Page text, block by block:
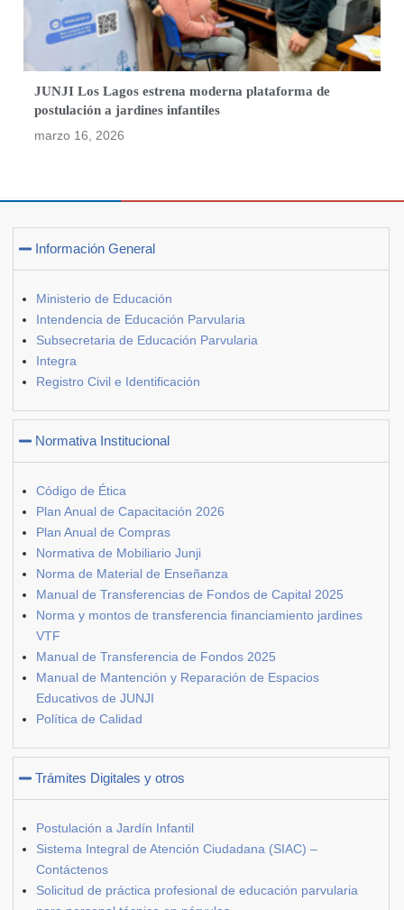
JUNJI Los Lagos estrena moderna plataforma de
postulación a jardines infantiles
marzo 16, 2026
Información General
Ministerio de Educación
Intendencia de Educación Parvularia
Subsecretaria de Educación Parvularia
Integra
Registro Civil e Identificación
Normativa Institucional
Código de Ética
Plan Anual de Capacitación 2026
Plan Anual de Compras
Normativa de Mobiliario Junji
Norma de Material de Enseñanza
Manual de Transferencias de Fondos de Capital 2025
Norma y montos de transferencia financiamiento jardines
VTF
Manual de Transferencia de Fondos 2025
Manual de Mantención y Reparación de Espacios
Educativos de JUNJI
Política de Calidad
Trámites Digitales y otros
Postulación a Jardín Infantil
Sistema Integral de Atención Ciudadana (SIAC) –
Contáctenos
Solicitud de práctica profesional de educación parvularia